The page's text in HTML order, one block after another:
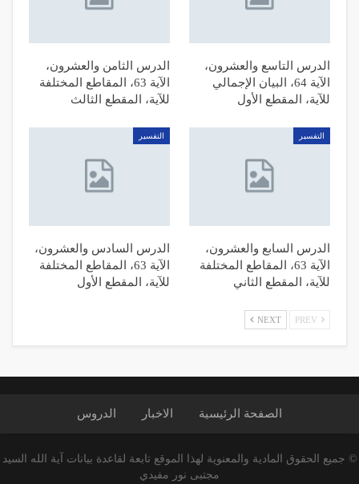
الدرس التاسع والعشرون،
الآية 64، البيان الإجمالي
للآية، المقطع الأول
الدرس الثامن والعشرون،
الآية 63، المقاطع المختلفة
للآية، المقطع الثالث
التفسیر
الدرس السابع والعشرون،
الآية 63، المقاطع المختلفة
للآية، المقطع الثاني
التفسیر
الدرس السادس والعشرون،
الآية 63، المقاطع المختلفة
للآية، المقطع الأول
NEXT
الصفحة الرئیسیة الاخبار الدروس
© جميع الحقوق المادية والمعنوية لهذا الموقع تابعة لقاعدة بيانات آية الله السيد
مجتبى نور مفيدي